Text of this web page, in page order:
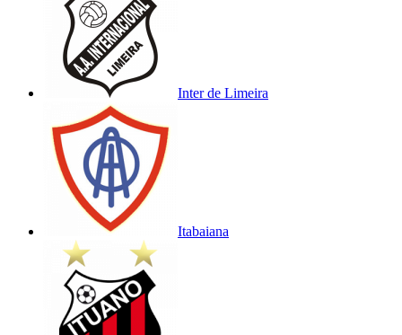
Inter de Limeira
Itabaiana